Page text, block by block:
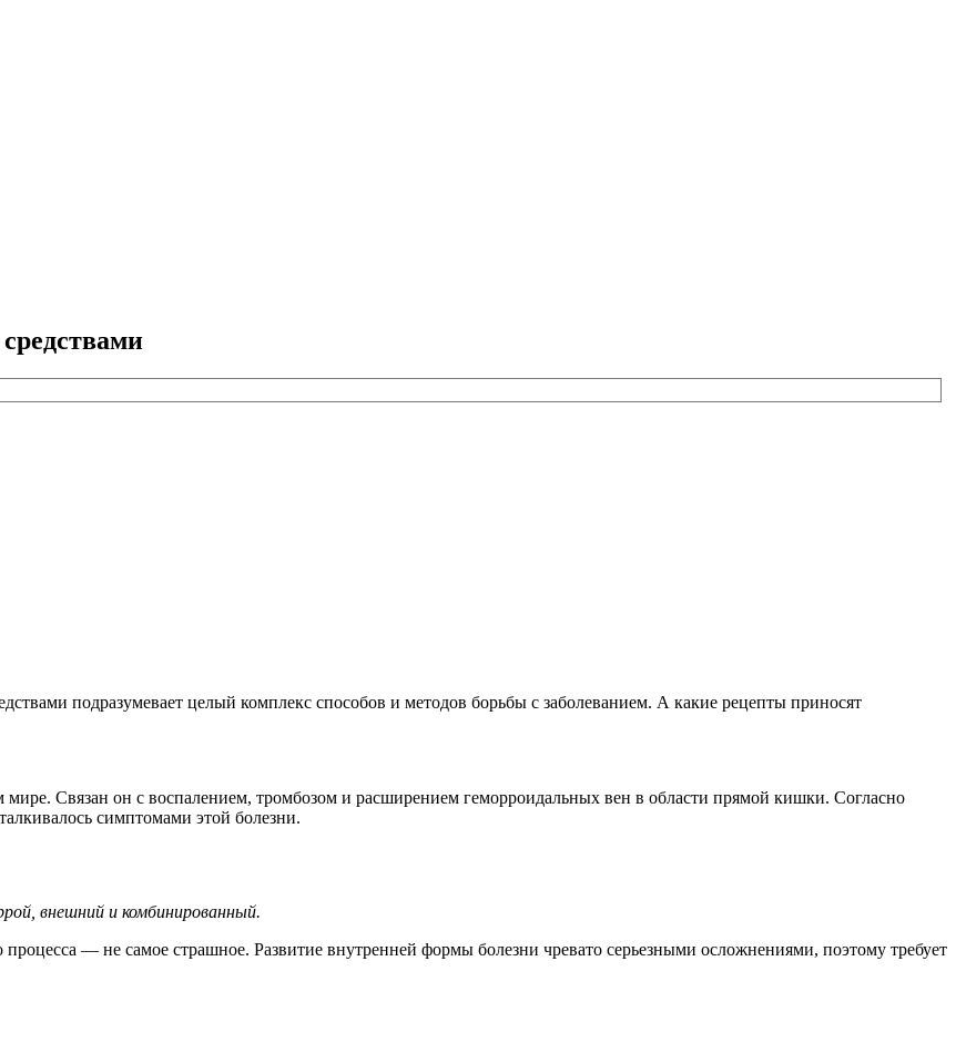
подразумевает целый комплекс способов и методов борьбы с заболеванием. А какие рецепты приносят
Связан он с воспалением, тромбозом и расширением геморроидальных вен в области прямой кишки. Согласно
симптомами этой болезни.
внешний и комбинированный.
— не самое страшное. Развитие внутренней формы болезни чревато серьезными осложнениями, поэтому требует